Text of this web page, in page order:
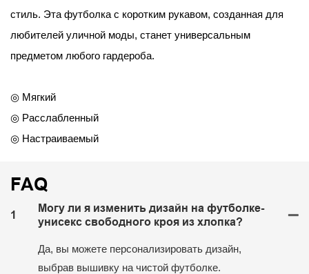
стиль. Эта футболка с коротким рукавом, созданная для
любителей уличной моды, станет универсальным
предметом любого гардероба.
◎ Мягкий
◎ Расслабленный
◎ Настраиваемый
FAQ
1
Могу ли я изменить дизайн на футболке-
унисекс свободного кроя из хлопка?
Да, вы можете персонализировать дизайн,
выбрав вышивку на чистой футболке.